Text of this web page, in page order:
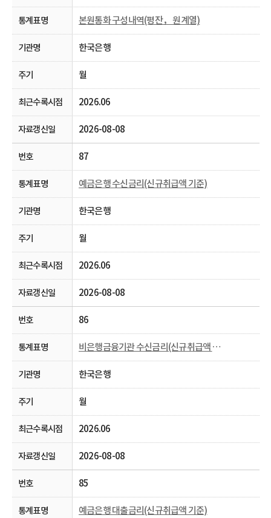
본원통화 구성내역(평잔， 원계열)
한국은행
월
2026.06
2026-08-08
87
예금은행 수신금리(신규취급액 기준)
한국은행
월
2026.06
2026-08-08
86
비은행금융기관 수신금리(신규취급액 기준)
한국은행
월
2026.06
2026-08-08
85
예금은행 대출금리(신규취급액 기준)